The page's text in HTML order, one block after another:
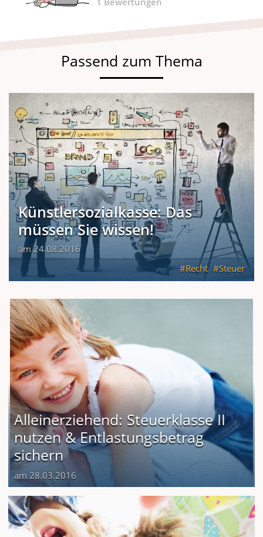
Passend zum Thema
Künstlersozialkasse: Das
müssen Sie wissen!
am 24.08.2016
Recht
Steuer
Alleinerziehend: Steuerklasse II
nutzen & Entlastungsbetrag
sichern
am 28.03.2016